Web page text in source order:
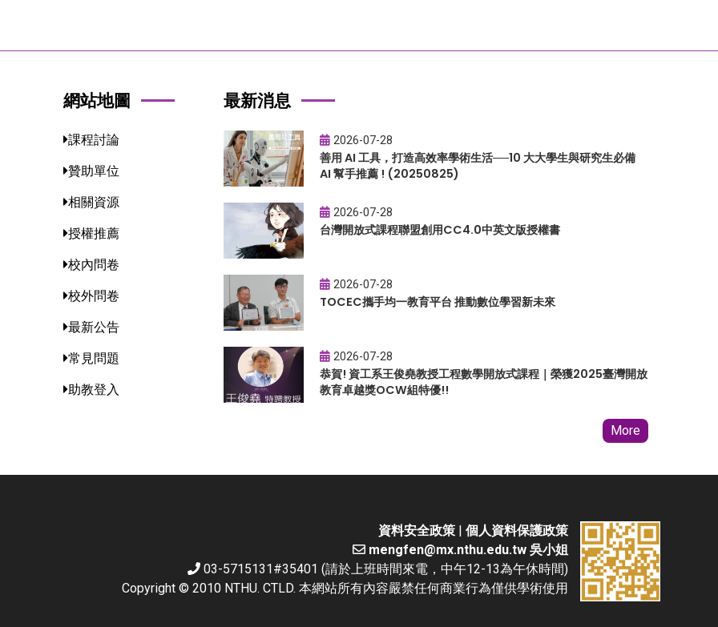
網站地圖
課程討論
贊助單位
相關資源
授權推薦
校內問卷
校外問卷
最新公告
常見問題
助教登入
最新消息
2026-07-28
善用 AI 工具，打造高效率學術生活──10 大大學生與研究生必備
AI 幫手推薦 ! (20250825)
2026-07-28
台灣開放式課程聯盟創用CC4.0中英文版授權書
2026-07-28
TOCEC攜手均一教育平台 推動數位學習新未來
2026-07-28
恭賀! 資工系王俊堯教授工程數學開放式課程｜榮獲2025臺灣開放
教育卓越獎OCW組特優!!
More
資料安全政策 | 個人資料保護政策
mengfen@mx.nthu.edu.tw 吳小姐
03-5715131#35401 (請於上班時間來電，中午12-13為午休時間)
Copyright © 2010 NTHU. CTLD. 本網站所有內容嚴禁任何商業行為僅供學術使用